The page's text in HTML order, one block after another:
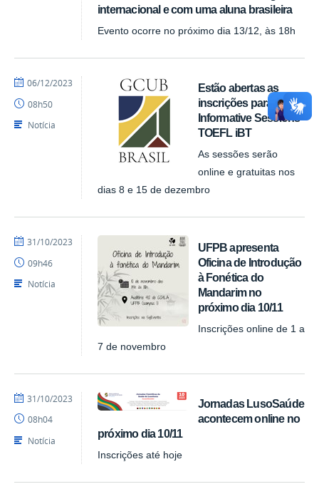
internacional e com uma aluna brasileira
Evento ocorre no próximo dia 13/12, às 18h
Estão abertas as
inscrições para as
Informative Sessions
TOEFL iBT
As sessões serão
online e gratuitas nos
dias 8 e 15 de dezembro
por
publicado
06/12/2023
08h50
Notícia
UFPB apresenta
Oficina de Introdução
à Fonética do
Mandarim no
próximo dia 10/11
Inscrições online de 1 a
7 de novembro
por
publicado
31/10/2023
09h46
Notícia
Jornadas LusoSaúde
acontecem online no
próximo dia 10/11
Inscrições até hoje
por
publicado
31/10/2023
08h04
Notícia